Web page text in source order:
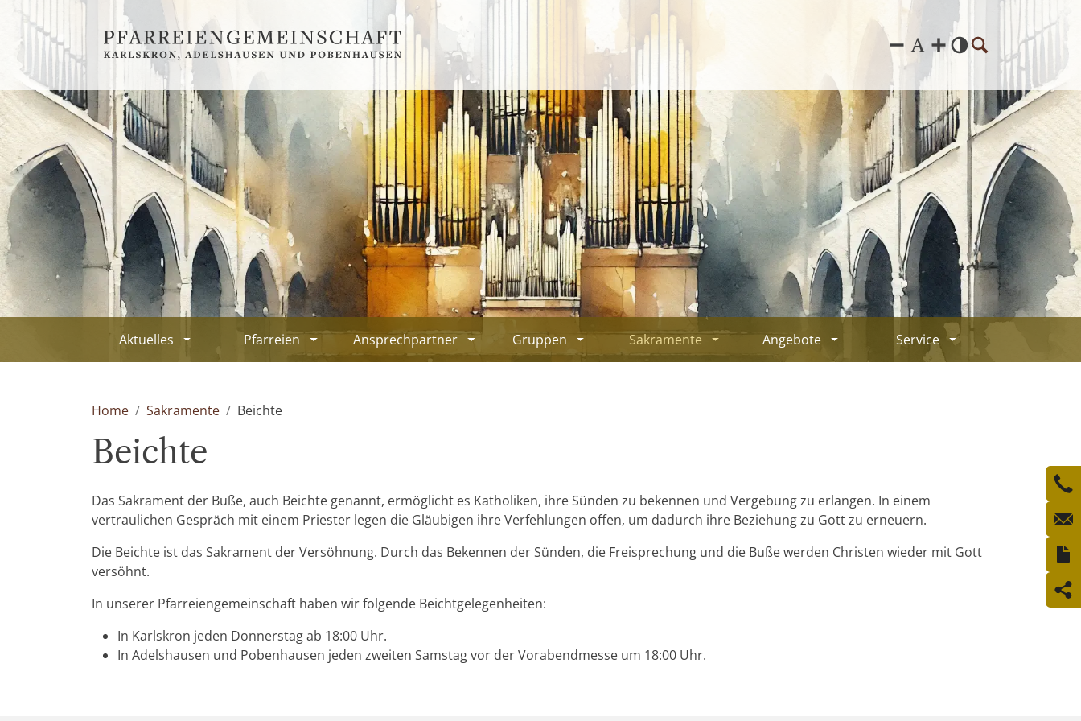
Aktuelles Pfarreien Ansprechpartner Gruppen Sakramente Angebote Service
Home Sakramente Beichte
Beichte
Das Sakrament der Buße, auch Beichte genannt, ermöglicht es Katholiken, ihre Sünden zu bekennen und Vergebung zu erlangen. In einem
vertraulichen Gespräch mit einem Priester legen die Gläubigen ihre Verfehlungen offen, um dadurch ihre Beziehung zu Gott zu erneuern.
Die Beichte ist das Sakrament der Versöhnung. Durch das Bekennen der Sünden, die Freisprechung und die Buße werden Christen wieder mit Gott
versöhnt.
In unserer Pfarreiengemeinschaft haben wir folgende Beichtgelegenheiten:
In Karlskron jeden Donnerstag ab 18:00 Uhr.
In Adelshausen und Pobenhausen jeden zweiten Samstag vor der Vorabendmesse um 18:00 Uhr.